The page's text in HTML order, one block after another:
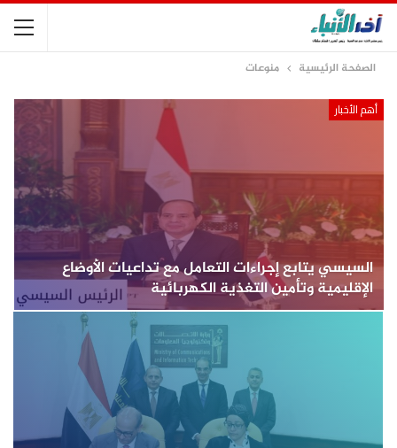
الصفحة الرئيسية منوعات
أهم الأخبار
السيسي يتابع إجراءات التعامل مع تداعيات الأوضاع
الإقليمية وتأمين التغذية الكهربائية